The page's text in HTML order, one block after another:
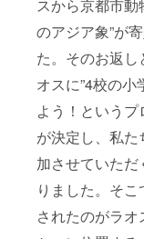
スから京都市動
のアジア象”が
た。そのお返し
オスに”4校の小
よう！というプ
が決定し、私た
加させていただ
りました。そ
されたのがラオ